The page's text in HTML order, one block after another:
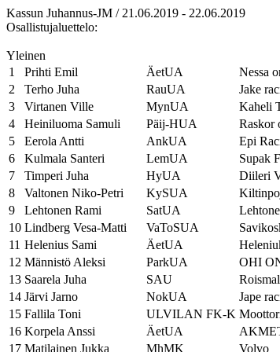
Kassun Juhannus-JM / 21.06.2019 - 22.06.2019
Osallistujaluettelo:
Yleinen
1
Prihti Emil ÄetUA
Nessa
2
Terho Juha RauUA
Jake
3
Virtanen Ville MynUA
Kaheli
4
Heiniluoma Samuli Päij-HUA
Raskor
5
Eerola Antti AnkUA
Epi
6
Kulmala Santeri LemUA
Supak
7
Timperi Juha HyUA
Diileri
8
Valtonen Niko-Petri KySUA
9
Lehtonen Rami SatUA
10 Lindberg Vesa-Matti VaToSUA
11 Helenius Sami ÄetUA
12 Männistö Aleksi ParkUA
OHI
13 Saarela Juha SAU
14 Järvi Jarno NokUA
Jape
15 Fallila Toni ULVILAN FK-K
16 Korpela Anssi ÄetUA
17 Matilainen Jukka MhMK
Volvo